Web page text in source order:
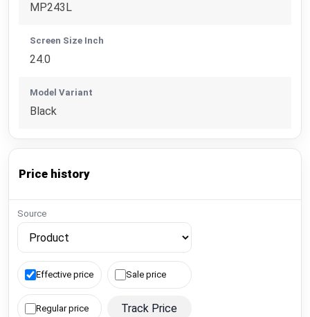
MP243L
Screen Size Inch
24.0
Model Variant
Black
Price history
Source
Effective price Sale price
Regular price Track Price